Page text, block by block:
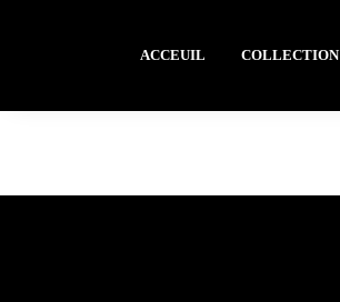
ACCEUIL COLLECTION